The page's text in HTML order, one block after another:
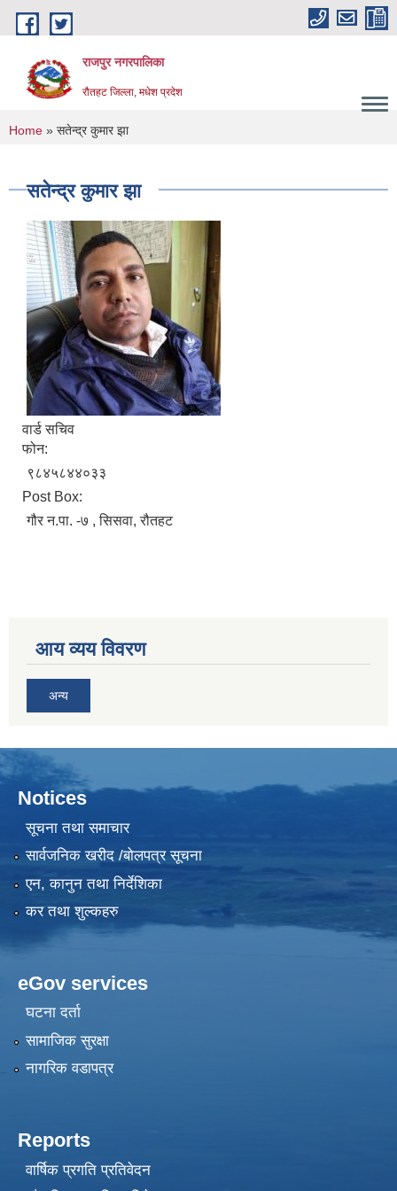
Skip to main content
राजपुर नगरपालिका
रौतहट जिल्ला, मधेश प्रदेश
You are here
Home » सतेन्द्र कुमार झा
सतेन्द्र कुमार झा
वार्ड सचिव
फोन:
९८४५८४४०३३
Post Box:
गौर न.पा. -७ , सिसवा, रौतहट
आय व्यय विवरण
अन्य
Notices
सूचना तथा समाचार
सार्वजनिक खरीद /बोलपत्र सूचना
एन, कानुन तथा निर्देशिका
कर तथा शुल्कहरु
eGov services
घटना दर्ता
सामाजिक सुरक्षा
नागरिक वडापत्र
Reports
वार्षिक प्रगति प्रतिवेदन